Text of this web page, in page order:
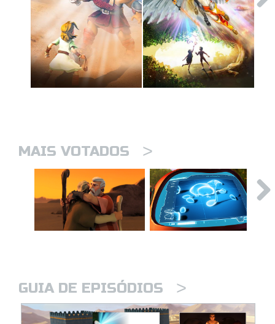
MAIS VOTADOS >
GUIA DE EPISÓDIOS >